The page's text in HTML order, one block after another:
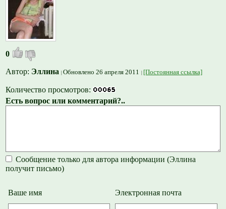
0
Автор: Эллина Обновлено 26 апреля 2011 [Постоянная ссылка]
Количество просмотров:
Есть вопрос или комментарий?..
Сообщение только для автора информации (Эллина
получит письмо)
Ваше имя Электронная почта